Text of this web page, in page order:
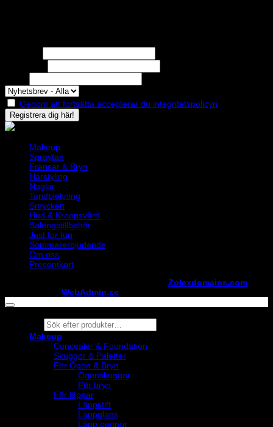
Genom att fortsätta accepterar du integritetspolicyn
Makeup
Spraytan
Fransar & Bryn
Hårstyling
Naglar
Tandblekning
Smycken
Hud & Kroppsvård
Salongstillbehör
Just for fun
Sommarerbjudande
Om oss
Presentkort
Zolexdomains.com
WebAdmin.se
Products
search
Makeup
Concealer & Foundation
Skuggor & Paletter
För Ögon & Bryn
Ögonskuggor
För bryn
För läppar
Läppstift
Läppglans
Läpp pennor